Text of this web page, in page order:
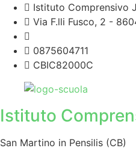
Istituto Comprensivo
Via F.lli Fusco, 2 -
0875604711
CBIC82000C
Istituto
San Martino in Pensilis (CB)